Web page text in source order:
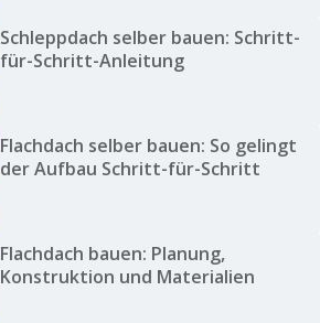
Schleppdach selber bauen: Schritt-
für-Schritt-Anleitung
Flachdach selber bauen: So gelingt
der Aufbau Schritt-für-Schritt
Flachdach bauen: Planung,
Konstruktion und Materialien